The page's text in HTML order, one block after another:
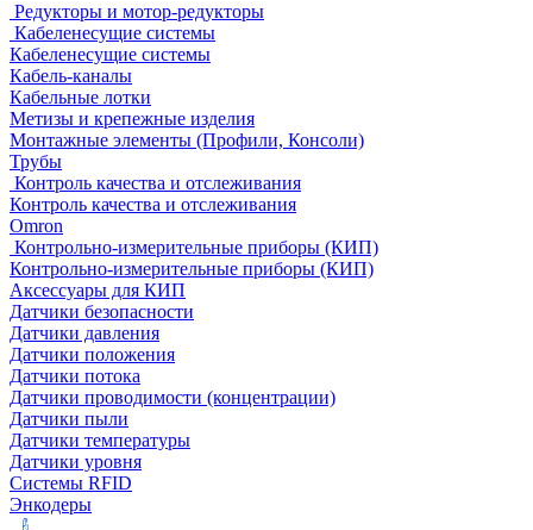
Редукторы и мотор-редукторы
Кабеленесущие системы
Кабеленесущие системы
Кабель-каналы
Кабельные лотки
Метизы и крепежные изделия
Монтажные элементы (Профили, Консоли)
Трубы
Контроль качества и отслеживания
Контроль качества и отслеживания
Omron
Контрольно-измерительные приборы (КИП)
Контрольно-измерительные приборы (КИП)
Аксессуары для КИП
Датчики безопасности
Датчики давления
Датчики положения
Датчики потока
Датчики проводимости (концентрации)
Датчики пыли
Датчики температуры
Датчики уровня
Системы RFID
Энкодеры